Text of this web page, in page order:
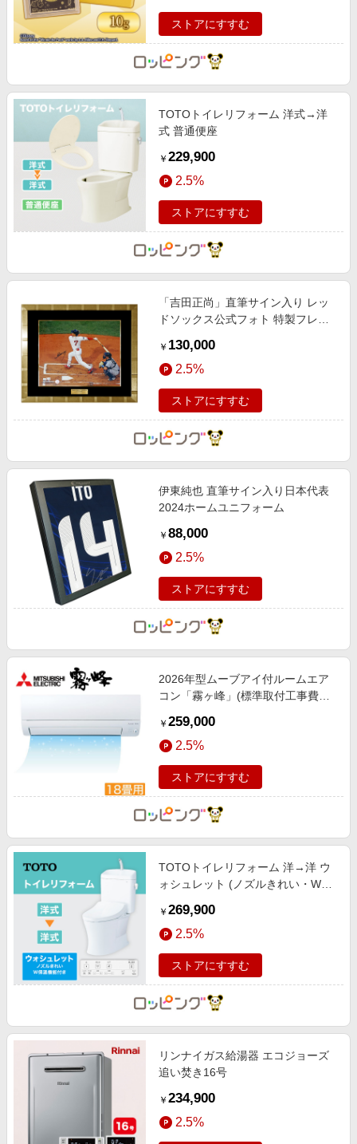
ストアにすすむ
TOTOトイレリフォーム 洋式→洋
式 普通便座
￥ 229,900
2.5%
ストアにすすむ
「吉田正尚」直筆サイン入り レッ
ドソックス公式フォト 特製フレー
￥ 130,000
2.5%
ストアにすすむ
伊東純也 直筆サイン入り日本代表
2024ホームユニフォーム
￥ 88,000
2.5%
ストアにすすむ
2026年型ムーブアイ付ルームエア
コン「霧ヶ峰」(標準取付工事費用
￥ 259,000
2.5%
ストアにすすむ
TOTOトイレリフォーム 洋→洋 ウ
ォシュレット (ノズルきれい・W保
￥ 269,900
2.5%
ストアにすすむ
リンナイガス給湯器 エコジョーズ
追い焚き16号
￥ 234,900
2.5%